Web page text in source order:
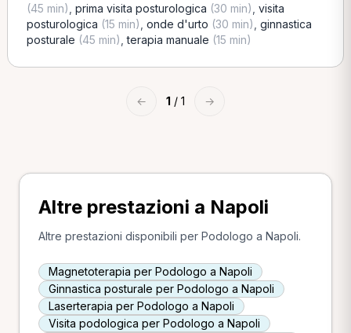
(45 min) prima visita posturologica (30 min) visita
posturologica (15 min) onde d'urto (30 min) ginnastica
posturale (45 min) ,terapia manuale (15 min)
← 1 / 1 →
Altre prestazioni a Napoli
Altre prestazioni disponibili per Podologo a Napoli.
Magnetoterapia per Podologo a Napoli
Ginnastica posturale per Podologo a Napoli
Laserterapia per Podologo a Napoli
Visita podologica per Podologo a Napoli